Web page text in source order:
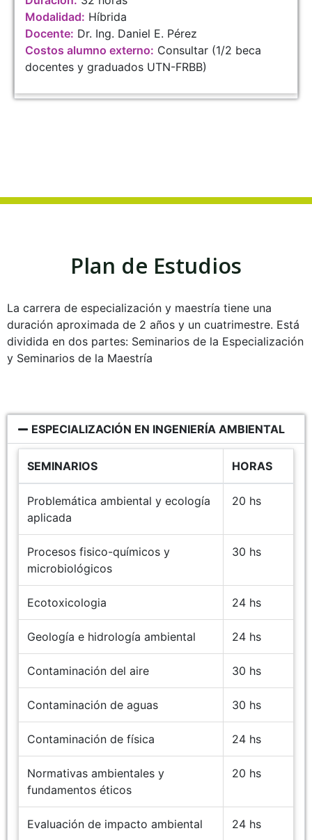
Modalidad: Híbrida
Docente: Dr. Ing. Daniel E. Pérez
Costos alumno externo: Consultar (1/2 beca
docentes y graduados UTN-FRBB)
Plan de Estudios
La carrera de especialización y maestría tiene una
duración aproximada de 2 años y un cuatrimestre. Está
dividida en dos partes: Seminarios de la Especialización
y Seminarios de la Maestría
ESPECIALIZACIÓN EN INGENIERÍA AMBIENTAL
SEMINARIOS HORAS
Problemática ambiental y ecología
aplicada
20 hs
Procesos fisico-químicos y
microbiológicos
30 hs
Ecotoxicologia 24 hs
Geología e hidrología ambiental 24 hs
Contaminación del aire 30 hs
Contaminación de aguas 30 hs
Contaminación de física 24 hs
Normativas ambientales y
fundamentos éticos
20 hs
Evaluación de impacto ambiental 24 hs